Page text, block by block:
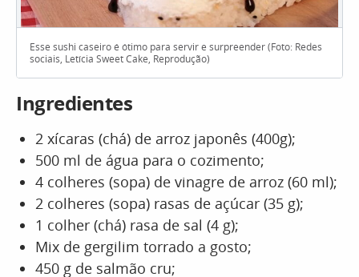
Esse sushi caseiro é ótimo para servir e surpreender (Foto: Redes
sociais, Letícia Sweet Cake, Reprodução)
Ingredientes
2 xícaras (chá) de arroz japonês (400g);
500 ml de água para o cozimento;
4 colheres (sopa) de vinagre de arroz (60 ml);
2 colheres (sopa) rasas de açúcar (35 g);
1 colher (chá) rasa de sal (4 g);
Mix de gergilim torrado a gosto;
450 g de salmão cru;